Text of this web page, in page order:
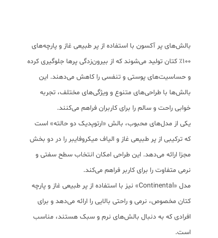
بالش‌های پر آکسون با استفاده از پر طبیعی غاز و پارچه‌های
۱۰۰٪ کتان تولید می‌شوند که از بیرون‌زدگی پرها جلوگیری کرده
و حساسیت‌های پوستی و تنفسی را کاهش می‌دهند. این
بالش‌ها با طراحی‌های متنوع و ویژگی‌های مختلف، تجربه
خوابی راحت و سالم را برای کاربران فراهم می‌کنند.
یکی از مدل‌های محبوب، بالش «ارتوپدیک دو حالته» است
که ترکیبی از پر طبیعی غاز و الیاف میکروفایبر را در دو بخش
مجزا ارائه می‌دهد. این طراحی امکان انتخاب سطح سفتی و
نرمی متفاوت را برای کاربر فراهم می‌کند.
مدل «Continental» نیز با استفاده از پر طبیعی غاز و پارچه
کتان مخصوص، نرمی و راحتی بالایی را ارائه می‌دهد و برای
افرادی که به دنبال بالش‌های نرم و سبک هستند، مناسب
است.